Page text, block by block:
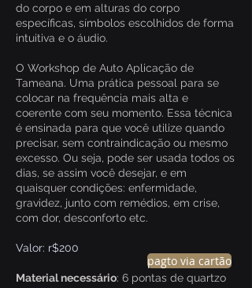
do corpo e em alturas do corpo
específicas, símbolos escolhidos de forma
intuitiva e o áudio.
O Workshop de Auto Aplicação de
Tameana. Uma prática pessoal para se
colocar na frequência mais alta e
coerente com seu momento. Essa técnica
é ensinada para que você utilize quando
precisar, sem contraindicação ou mesmo
excesso. Ou seja, pode ser usada todos os
dias, se assim você desejar, e em
quaisquer condições: enfermidade,
gravidez, junto com remédios, em crise,
com dor, desconforto etc.
Valor: r$200
Material necessário: 6 pontas de quartzo
pagto via cartão